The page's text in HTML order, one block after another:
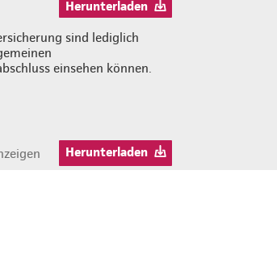
Herunterladen
sind lediglich
einsehen können.
Herunterladen